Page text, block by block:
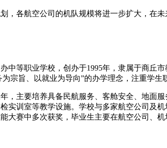
，各航空公司的机队规模将进一步扩大，在
中等职业学校，创办于1995年，隶属于商丘
宗旨、以就业为导向”的办学理念，注重学生
，主要培养具备民航服务、客舱安全、地面
实训室等教学设施。学校与多家航空公司及
大赛中多次获奖，毕业生主要在航空公司、机